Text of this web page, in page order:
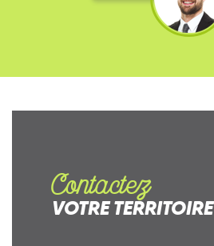
Contactez
VOTRE TERRITOIRE